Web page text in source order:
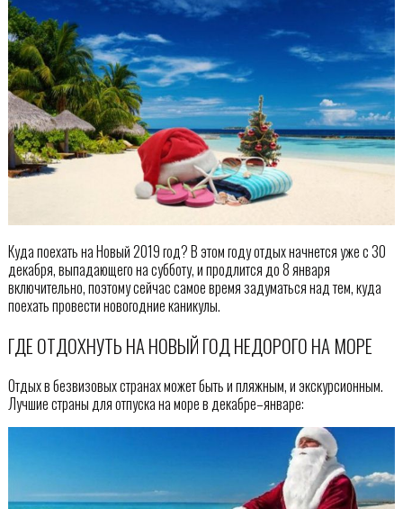
Куда поехать на Новый 2019 год? В этом году отдых начнется уже с 30
декабря, выпадающего на субботу, и продлится до 8 января
включительно, поэтому сейчас самое время задуматься над тем, куда
поехать провести новогодние каникулы.
ГДЕ ОТДОХНУТЬ НА НОВЫЙ ГОД НЕДОРОГО НА МОРЕ
Отдых в безвизовых странах может быть и пляжным, и экскурсионным.
Лучшие страны для отпуска на море в декабре–январе: